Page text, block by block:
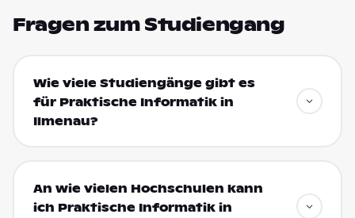
Fragen zum Studiengang
Wie viele Studiengänge gibt es
für Praktische Informatik in
Ilmenau?
An wie vielen Hochschulen kann
ich Praktische Informatik in